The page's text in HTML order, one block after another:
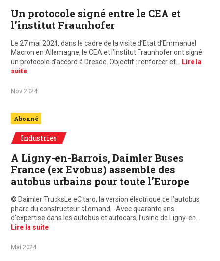
Un protocole signé entre le CEA et
l’institut Fraunhofer
Le 27 mai 2024, dans le cadre de la visite d’Etat d’Emmanuel
Macron en Allemagne, le CEA et l’institut Fraunhofer ont signé
un protocole d’accord à Dresde. Objectif : renforcer et…
Lire la
suite
Nov 2024
Abonné
Industries
A Ligny-en-Barrois, Daimler Buses
France (ex Evobus) assemble des
autobus urbains pour toute l’Europe
© Daimler TrucksLe eCitaro, la version électrique de l’autobus
phare du constructeur allemand. Avec quarante ans
d’expertise dans les autobus et autocars, l’usine de Ligny-en…
Lire la suite
Mai 2024